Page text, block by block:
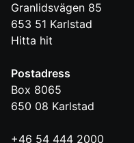
Granlidsvägen 85
653 51 Karlstad
Hitta hit
Postadress
Box 8065
650 08 Karlstad
+46 54 444 2000